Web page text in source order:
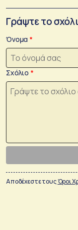
Γράψτε το
Όνομα
Σχόλιο
Αποδέχεστε τουςΌροι